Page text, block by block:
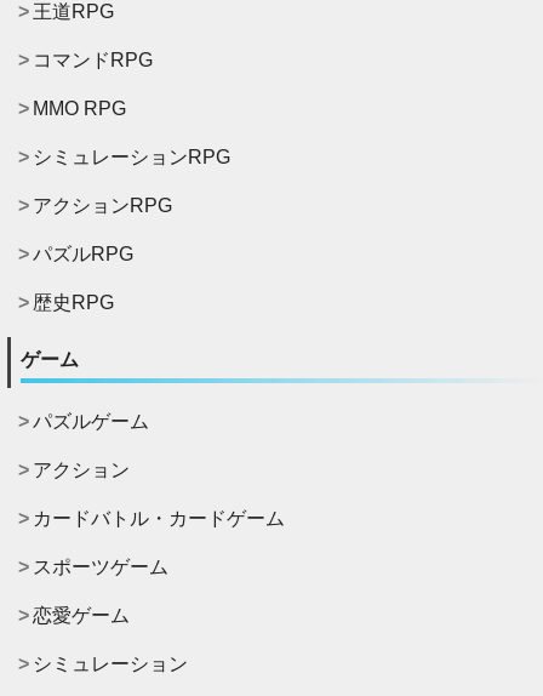
王道RPG
コマンドRPG
MMO RPG
シミュレーションRPG
アクションRPG
パズルRPG
歴史RPG
ゲーム
パズルゲーム
アクション
カードバトル・カードゲーム
スポーツゲーム
恋愛ゲーム
シミュレーション